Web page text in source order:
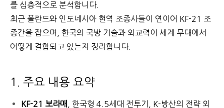
를 심층적으로 분석합니다.
최근 폴란드와 인도네시아 현역 조종사들이 연이어 KF-21 조
종간을 잡으며, 한국의 국방 기술과 외교력이 세계 무대에서
어떻게 결합되고 있는지 정리합니다.
1. 주요 내용 요약
KF-21 보라매
, 한국형 4.5세대 전투기, K-방산의 전략 외